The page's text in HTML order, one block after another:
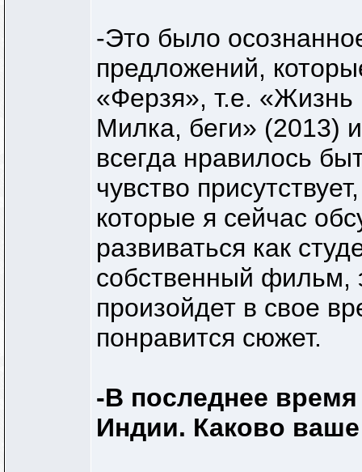
-Это было
предложений,
«Ферзя», т.е.
Милка, беги» (2013)
всегда нравилось
чувство
которые я сейчас
развиваться как
собственный фильм,
произойдет в свое
понравится сюжет.
-В последнее
Индии. Каково